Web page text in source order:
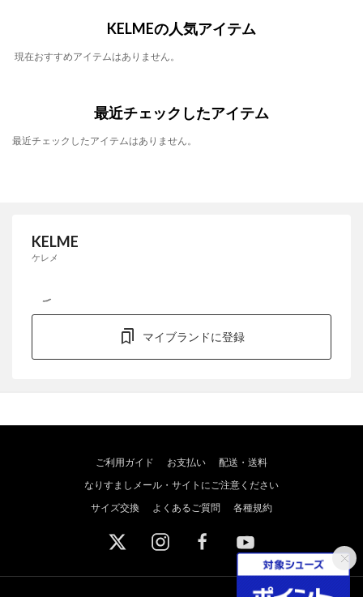
KELMEの人気アイテム
現在おすすめアイテムはありません。
最近チェックしたアイテム
最近チェックしたアイテムはありません。
KELME
ケレメ
マイブランドに登録
ご利用ガイド お支払い
配送・送料
なりすましメール・サイトにご注意ください
サイズ交換
よくあるご質問 各種規約